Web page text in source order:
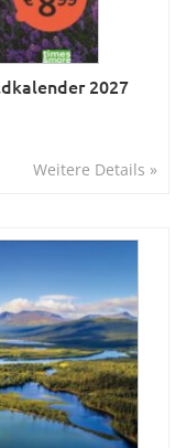
2027
Weitere Details »